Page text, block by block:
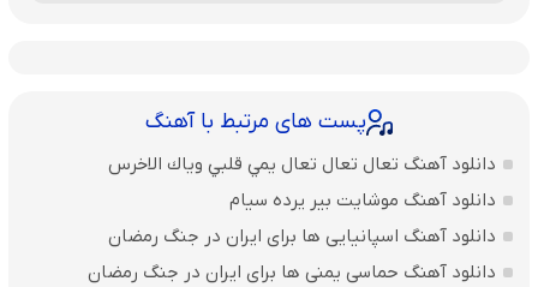
پست های مرتبط با آهنگ
دانلود آهنگ تعال تعال تعال يمي قلبي وياك الاخرس
دانلود آهنگ موشایت بیر یرده سیام
دانلود آهنگ اسپانیایی ها برای ایران در جنگ رمضان
دانلود آهنگ حماسی یمنی ها برای ایران در جنگ رمضان